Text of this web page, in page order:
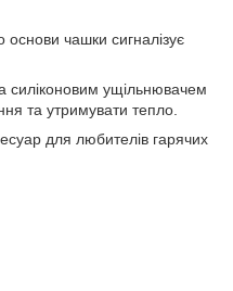
основи чашки сигналізує
силіконовим ущільнювачем
та утримувати тепло.
для любителів гарячих